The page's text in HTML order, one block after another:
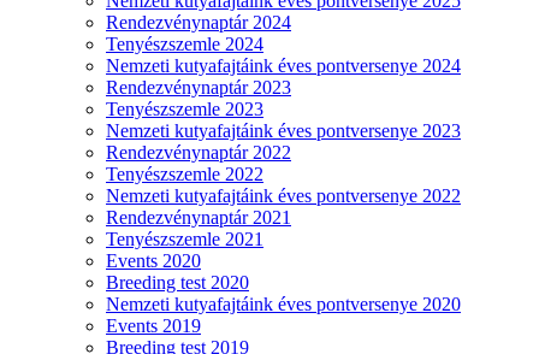
Rendezvénynaptár 2024
Tenyészszemle 2024
Nemzeti kutyafajtáink éves pontversenye 2024
Rendezvénynaptár 2023
Tenyészszemle 2023
Nemzeti kutyafajtáink éves pontversenye 2023
Rendezvénynaptár 2022
Tenyészszemle 2022
Nemzeti kutyafajtáink éves pontversenye 2022
Rendezvénynaptár 2021
Tenyészszemle 2021
Events 2020
Breeding test 2020
Nemzeti kutyafajtáink éves pontversenye 2020
Events 2019
Breeding test 2019